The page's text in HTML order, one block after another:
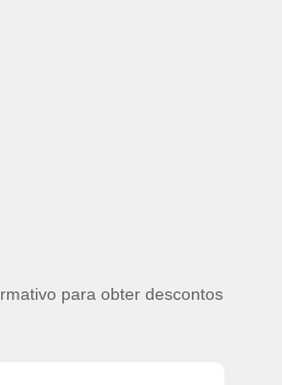
para obter descontos